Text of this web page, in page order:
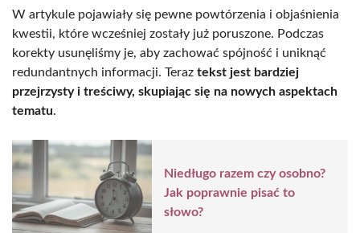
W artykule pojawiały się pewne powtórzenia i objaśnienia
kwestii, które wcześniej zostały już poruszone. Podczas
korekty usunęliśmy je, aby zachować spójność i uniknąć
redundantnych informacji. Teraz tekst jest bardziej
przejrzysty i treściwy, skupiając się na nowych aspektach
tematu.
Niedługo razem czy osobno?
Jak poprawnie pisać to
słowo?